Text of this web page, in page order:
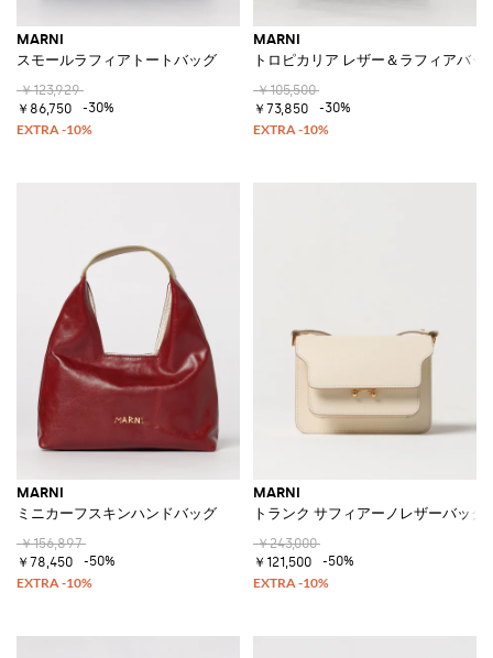
MARNI
スモールラフィアトートバッグ
￥123,929
￥86,750
-30%
MARNI
トロピカリア レザー＆ラフィアバッ
￥105,500
￥73,850
-30%
MARNI
ミニカーフスキンハンドバッグ
￥156,897
￥78,450
-50%
MARNI
トランク サフィアーノレザーバッグ
￥243,000
￥121,500
-50%